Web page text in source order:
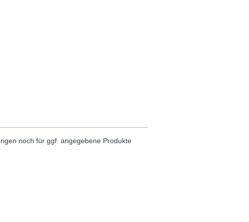
noch für ggf. angegebene Produkte